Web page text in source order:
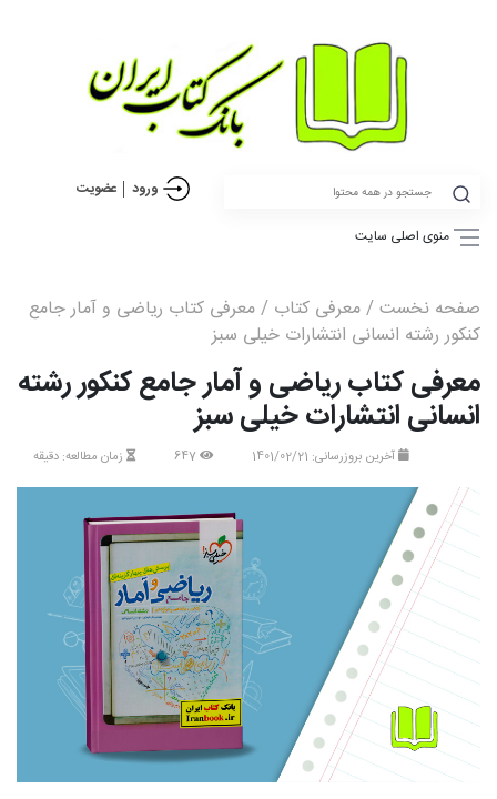
ورود عضویت
منوی اصلی سایت
صفحه نخست/معرفی کتاب / معرفی کتاب ریاضی و آمار جامع
کنکور رشته انسانی انتشارات خیلی سبز
معرفی کتاب ریاضی و آمار جامع کنکور رشته
انسانی انتشارات خیلی سبز
آخرین بروزرسانی: 1401/02/21 زمان مطالعه: دقیقه